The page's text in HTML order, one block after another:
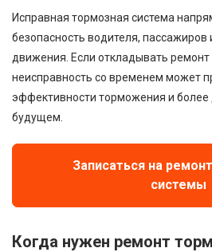
Исправная тормозная система
безопасность водителя, пассажиров
движения. Если откладывать
неисправность со временем может
эффективности торможения и более
будущем.
Записаться на
системы
Когда нужен ремонт